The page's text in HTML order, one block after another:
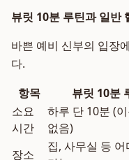
뷰릿 10분 루틴과 일반
바쁜 예비 신부의 입장
다.
항목
뷰릿 10분
소요
시간
하루 단 10분 (
없음)
장소
집, 사무실 등 어